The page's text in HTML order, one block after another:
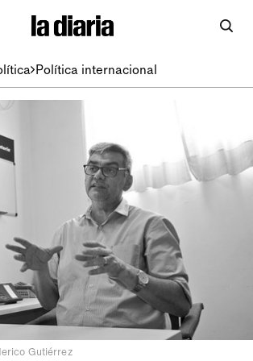
Política internacional
Gutiérrez